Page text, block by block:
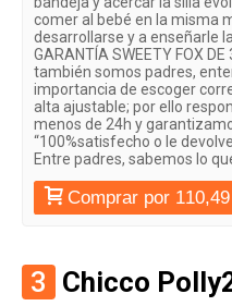
comer al bebé en la misma
desarrollarse y a enseñarle
GARANTÍA SWEETY FOX
también somos padres,
importancia de escoger
alta ajustable; por ello
menos de 24h y
“100%satisfecho o le
Entre padres, sabemos lo
Comprar por
3 Chicco